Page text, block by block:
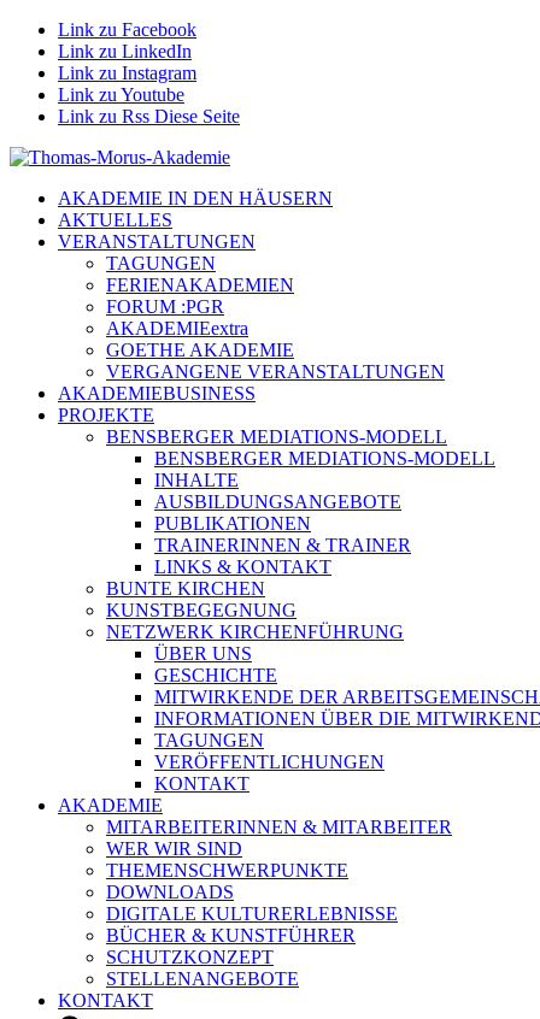
Link zu Facebook
Link zu LinkedIn
Link zu Instagram
Link zu Youtube
Link zu Rss Diese Seite
AKADEMIE IN DEN HÄUSERN
AKTUELLES
VERANSTALTUNGEN
TAGUNGEN
FERIENAKADEMIEN
FORUM :PGR
AKADEMIEextra
GOETHE AKADEMIE
VERGANGENE VERANSTALTUNGEN
AKADEMIEBUSINESS
PROJEKTE
BENSBERGER MEDIATIONS-MODELL
BENSBERGER MEDIATIONS-MODELL
INHALTE
AUSBILDUNGSANGEBOTE
PUBLIKATIONEN
TRAINERINNEN & TRAINER
LINKS & KONTAKT
BUNTE KIRCHEN
KUNSTBEGEGNUNG
NETZWERK KIRCHENFÜHRUNG
ÜBER UNS
GESCHICHTE
MITWIRKENDE DER
INFORMATIONEN ÜBER DIE
TAGUNGEN
VERÖFFENTLICHUNGEN
KONTAKT
AKADEMIE
MITARBEITERINNEN & MITARBEITER
WER WIR SIND
THEMENSCHWERPUNKTE
DOWNLOADS
DIGITALE KULTURERLEBNISSE
BÜCHER & KUNSTFÜHRER
SCHUTZKONZEPT
STELLENANGEBOTE
KONTAKT